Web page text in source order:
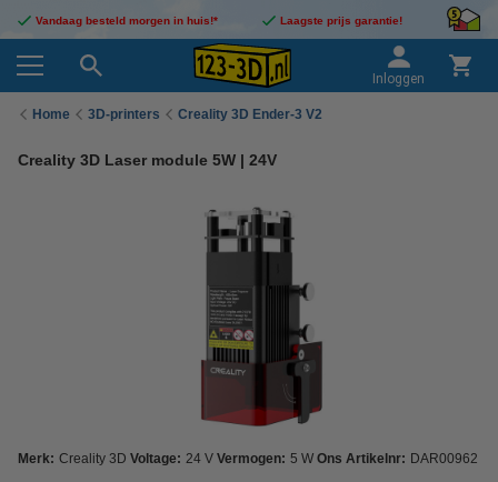
Vandaag besteld morgen in huis!* Laagste prijs garantie!
Inloggen
Home 3D-printers Creality 3D Ender-3 V2
Creality 3D Laser module 5W | 24V
Merk: Creality 3D Voltage: 24 V Vermogen: 5 W Ons Artikelnr: DAR00962